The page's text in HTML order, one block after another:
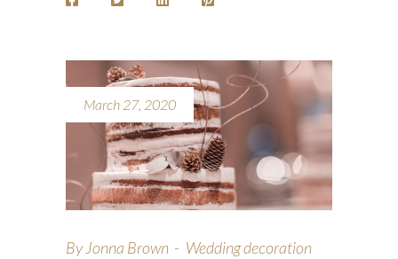
March 27, 2020
By Jonna Brown Wedding decoration